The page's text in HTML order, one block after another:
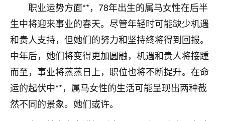
职业运势方面**，78年出生的属马女性在后半
生中将迎来事业的春天。尽管年轻时可能缺少机遇
和贵人支持，但她们的努力和坚持终将得到回报。
中年后，她们将变得更加圆融，机遇和贵人将接踵
而至，事业将蒸蒸日上，职位也将不断提升。在命
运的起伏中**，属马女性的生活可能呈现出两种截
然不同的景象。她们或许。
七零老顽童：我母亲前年离世，刚开始我经常
做梦梦见她，后来也是朋友介绍，找到慧来老
师，安排了超度法事，做梦再也没有梦到过
了，一开始是半信半疑的，图个心安，给亡母
超度，现在看来，人不信也不行。
2天前 来自云南 11
优秀的张同学